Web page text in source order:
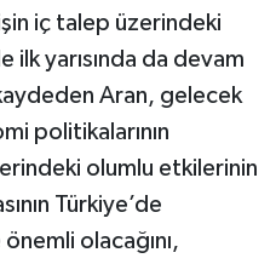
iç talep üzerindeki
ilk yarısında da devam
Aran, gelecek
politikalarının
olumlu etkilerinin
Türkiye’de
olacağını,